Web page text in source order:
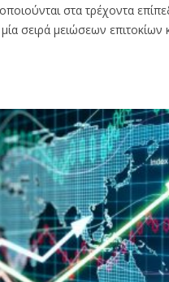
στα τρέχοντα
σειρά μειώσεων επιτοκίων